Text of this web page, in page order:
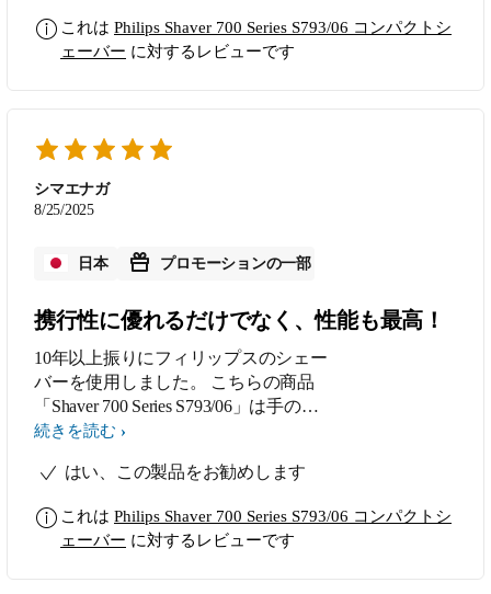
りだと思います。 気になる点 強いて
言うならコンパクトモデルという製品
これは Philips Shaver 700 Series S793/06 コンパクトシ
ェーバー に対するレビューです
シマエナガ
8/25/2025
日本 プロモーションの一部
携行性に優れるだけでなく、性能も最高！
10年以上振りにフィリップスのシェー
バーを使用しました。 こちらの商品
「Shaver 700 Series S793/06」は手のひ
らに収まるサイズでありながら、 フ
専用設計の回転刃による強力なカット
いレベルで深剃りできます。 ここま
で参加するとは驚きです！ 充電は無
続きを読む
はい、この製品をお勧めします
これは Philips Shaver 700 Series S793/06 コンパクトシ
ェーバー に対するレビューです